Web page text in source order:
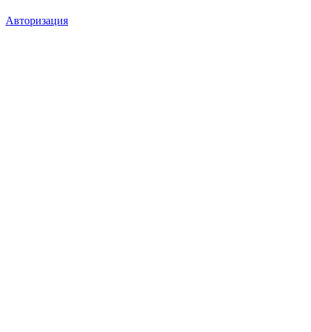
Авторизация